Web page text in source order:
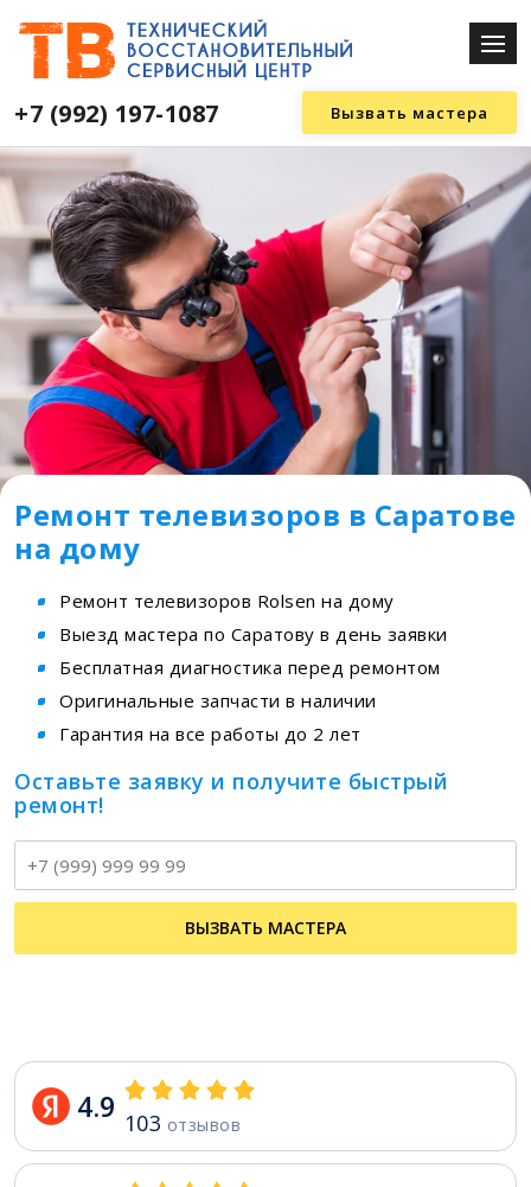
+7 (992) 197-1087 Вызвать мастера
Ремонт телевизоров в Саратове
на дому
Ремонт телевизоров Rolsen на дому
Выезд мастера по Саратову в день заявки
Бесплатная диагностика перед ремонтом
Оригинальные запчасти в наличии
Гарантия на все работы до 2 лет
Оставьте заявку и получите быстрый
ремонт!
ВЫЗВАТЬ МАСТЕРА
4.9 103 отзывов